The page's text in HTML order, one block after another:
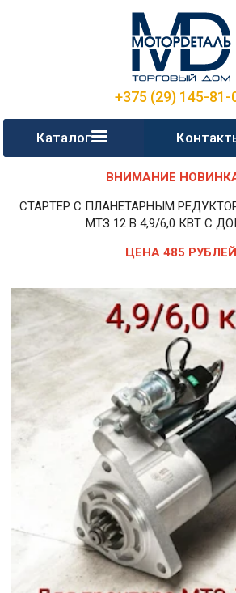
+375 (29) 145-81-
Каталог
ВНИМАНИЕ
СТАРТЕР С ПЛАНЕТАРНЫМ
МТЗ 12 В 4,9/6,0 КВТ С
ЦЕНА 485 РУБЛЕЙ